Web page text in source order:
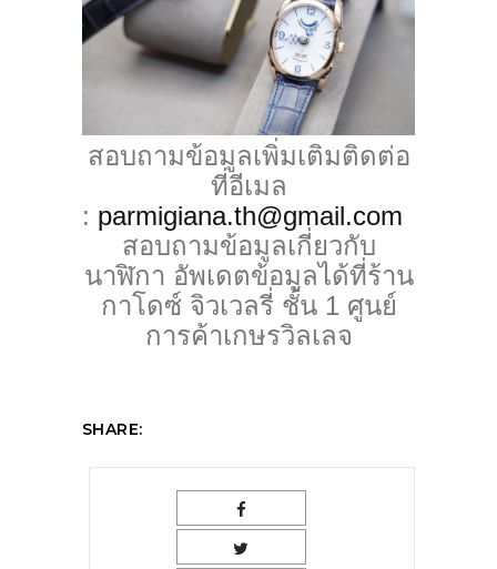
สอบถามข้อมูลเพิ่มเติมติดต่อ
ที่อีเมล
: parmigiana.th@gmail.com
สอบถามข้อมูลเกี่ยวกับ
นาฬิกา อัพเดตข้อมูลได้ที่ร้าน
กาโดซ์ จิวเวลรี่ ชั้น 1 ศูนย์
การค้าเกษรวิลเลจ
SHARE: